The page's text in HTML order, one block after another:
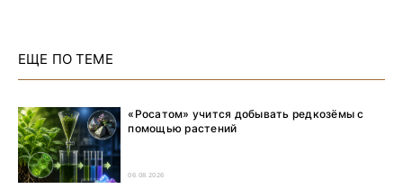
ЕЩЕ ПО ТЕМЕ
«Росатом» учится добывать редкозёмы с
помощью растений
06.08.2026